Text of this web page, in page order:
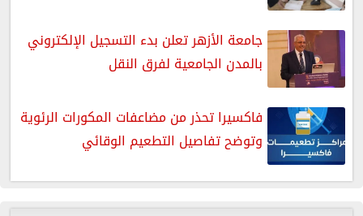
جامعة الأزهر تعلن بدء التسجيل الإلكتروني
بالمدن الجامعية لفرق النقل
فاكسيرا تحذر من مضاعفات المكورات الرئوية
وتوضح تفاصيل التطعيم الوقائي